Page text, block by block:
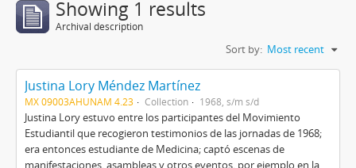
Showing 1 results
Archival description
Sort by: Most recent
Justina Lory Méndez Martínez
MX 09003AHUNAM 4.23 Collection 1968, s/m s/d
Justina Lory estuvo entre los participantes del Movimiento
Estudiantil que recogieron testimonios de las jornadas de 1968;
era entonces estudiante de Medicina; captó escenas de
manifestaciones, asambleas y otros eventos, por ejemplo en la